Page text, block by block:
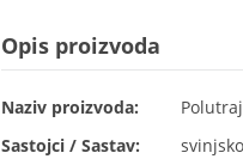
Opis proizvoda
Naziv proizvoda:
Sastojci / Sastav: